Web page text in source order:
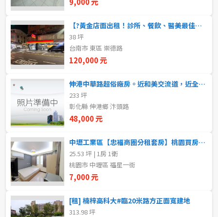
嘉義縣
台南市
高雄市
台東縣
花蓮縣
金門連江
40~50 坪
60~70 坪 70~80 坪
80坪以上
~ 坪
不拘
1樓 2樓
3樓
5~10樓
【?黃金店面出租！診所、餐飲、醫美最佳選擇?】
38 坪
台南市 東區 崇德路
120,000 元
伸港中華路超俗廠房。近和美交流道，近全興工業園區，近和美鎮和港路，可三照，RC廠房230坪。二層樓。
233 坪
彰化縣 伸港鄉 汴頭路
48,000 元
中壢工業區【忠福商圈分租套房】桃園買房推薦
25.53 坪 | 1房 1衛
桃園市 中壢區 福星一街
7,000 元
[租] 楠梓高科大#臨20米路方正面寬建地
313.98 坪